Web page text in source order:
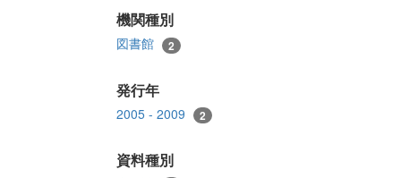
機関種別
図書館 2
発行年
2005 - 2009 2
資料種別